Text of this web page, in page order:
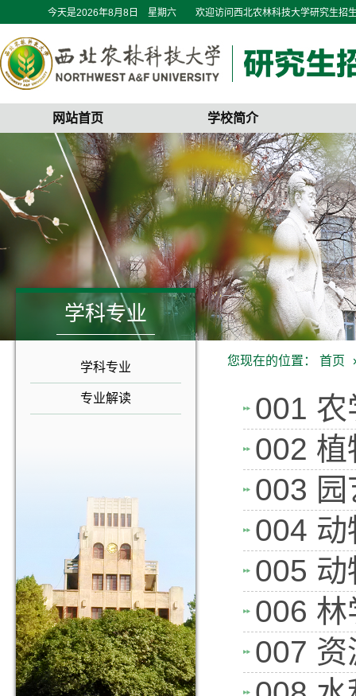
今天是2026年8月8日 星期六 欢迎访问西北农林科技大学研究生招
网站首页 学校简介
学科专业
学科专业
专业解读
您现在的位置： 首页
001 农
002 植
003 园
004 动
005 动
006 林
007 资